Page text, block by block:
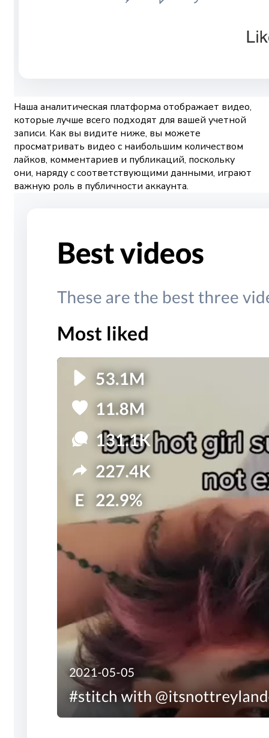
Наша аналитическая платформа отображает видео,
которые лучше всего подходят для вашей учетной
записи. Как вы видите ниже, вы можете
просматривать видео с наибольшим количеством
лайков, комментариев и публикаций, поскольку
они, наряду с соответствующими данными, играют
важную роль в публичности аккаунта.